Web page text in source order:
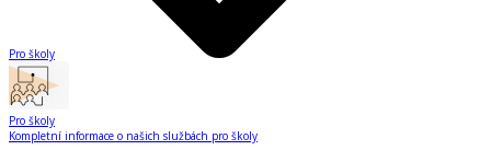
Pro školy
Pro školy
Kompletní informace o našich službách pro školy